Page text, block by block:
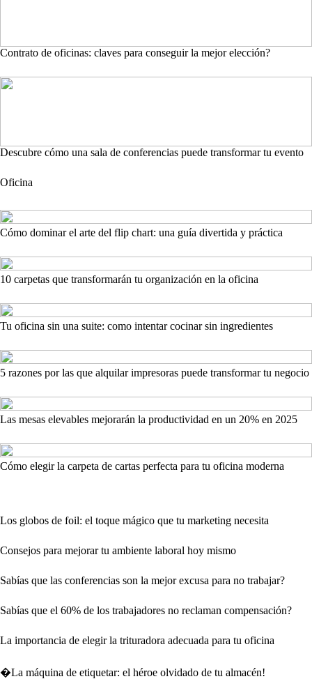
Contrato de oficinas: claves para conseguir la mejor elección?
Descubre cómo una sala de conferencias puede transformar tu evento
Oficina
Cómo dominar el arte del flip chart: una guía divertida y práctica
10 carpetas que transformarán tu organización en la oficina
Tu oficina sin una suite: como intentar cocinar sin ingredientes
5 razones por las que alquilar impresoras puede transformar tu negocio
Las mesas elevables mejorarán la productividad en un 20% en 2025
Cómo elegir la carpeta de cartas perfecta para tu oficina moderna
Los globos de foil: el toque mágico que tu marketing necesita
Consejos para mejorar tu ambiente laboral hoy mismo
Sabías que las conferencias son la mejor excusa para no trabajar?
Sabías que el 60% de los trabajadores no reclaman compensación?
La importancia de elegir la trituradora adecuada para tu oficina
�La máquina de etiquetar: el héroe olvidado de tu almacén!